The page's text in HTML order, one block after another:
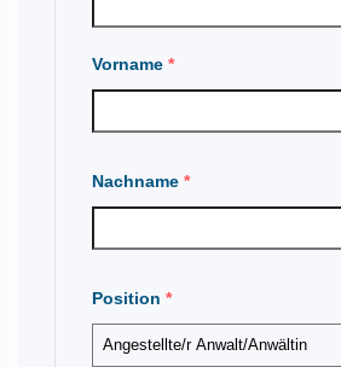
Vorname *
Nachname *
Position *